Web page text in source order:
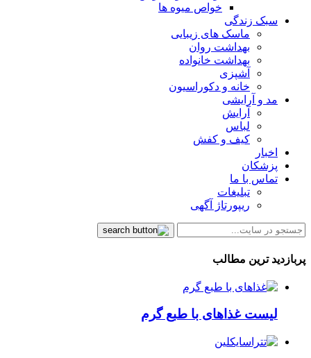
خواص میوه ها
سبک زندگی
ماسک های زیبایی
بهداشت روان
بهداشت خانواده
آشپزی
خانه و دکوراسیون
مد و آرایشی
آرایش
لباس
کیف و کفش
اخبار
پزشکان
تماس با ما
تبلیغات
ریپورتاژ آگهی
پربازدید ترین مطالب
لیست غذاهای با طبع گرم